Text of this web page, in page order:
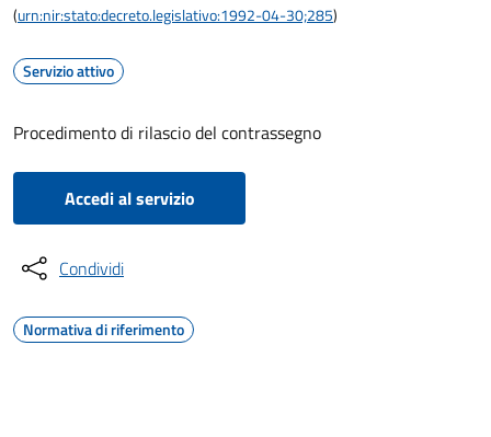
(urn:nir:stato:decreto.legislativo:1992-04-30;285)
Servizio attivo
Procedimento di rilascio del contrassegno
Accedi al servizio
Condividi
Normativa di riferimento